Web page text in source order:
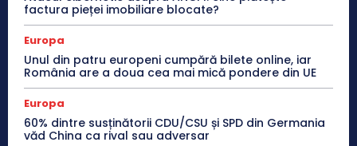
factura pieței imobiliare blocate?
Europa
Unul din patru europeni cumpără bilete online, iar
România are a doua cea mai mică pondere din UE
Europa
60% dintre susținătorii CDU/CSU și SPD din Germania
văd China ca rival sau adversar